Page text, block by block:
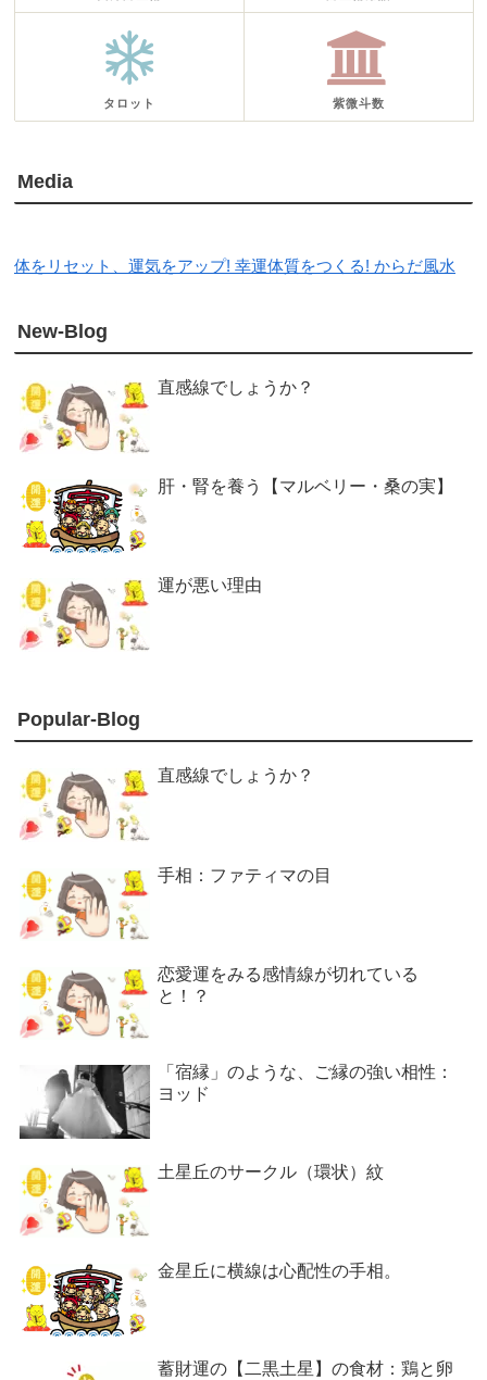
タロット 紫微斗数
Media
体をリセット、運気をアップ! 幸運体質をつくる! からだ風水
New-Blog
直感線でしょうか？
肝・腎を養う【マルベリー・桑の実】
運が悪い理由
Popular-Blog
直感線でしょうか？
手相：ファティマの目
恋愛運をみる感情線が切れている
と！？
「宿縁」のような、ご縁の強い相性：
ヨッド
土星丘のサークル（環状）紋
金星丘に横線は心配性の手相。
蓄財運の【二黒土星】の食材：鶏と卵